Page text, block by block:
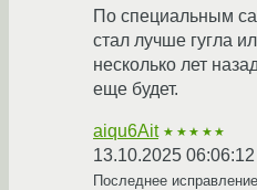
По специальным
стал лучше гугла
несколько лет
еще будет.
aiqu6Ait ★★★★★
13.10.2025
Последнее